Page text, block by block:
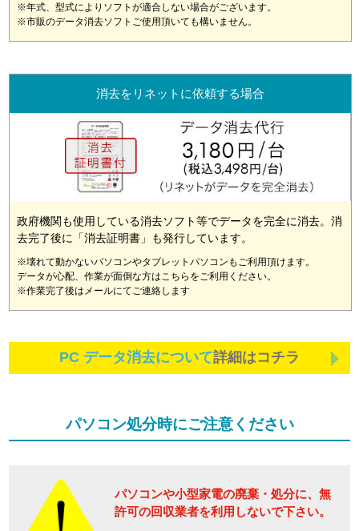
※年式、型式によりソフトが適合しない場合がございます。
※市販のデータ消去ソフトご使用頂いても構いません。
消去をリネットに依頼する場合
政府機関も使用している消去ソフト等でデータを完全に消去。消
去完了後に「消去証明書」も発行しています。
※壊れて動かないパソコンやタブレットパソコンもご利用頂けます。
データが心配、作業が面倒な方はこちらをご利用ください。
※作業完了後はメールにてご連絡します
PC データ消去について詳細はコチラ
パソコン処分時にご注意ください
パソコンや小型家電の廃棄・処分に、 無
許可の回収業者を利用しないで下さい。